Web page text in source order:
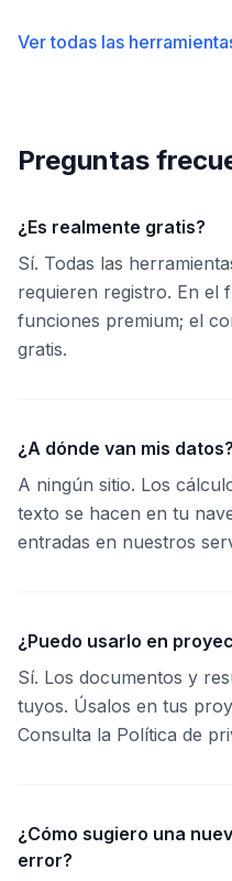
Ver todas las
Preguntas
¿Es realmente gratis?
Sí. Todas las
requieren registro. En el
funciones premium; el
gratis.
¿A dónde van mis datos?
A ningún sitio. Los
texto se hacen en tu
entradas en nuestros
¿Puedo usarlo en
Sí. Los documentos y
tuyos. Úsalos en tus
Consulta la Política de
¿Cómo sugiero una
error?